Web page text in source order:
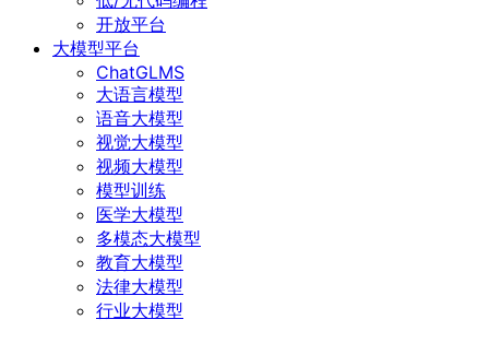
开放平台
大模型平台
ChatGLMS
大语言模型
语音大模型
视觉大模型
视频大模型
模型训练
医学大模型
多模态大模型
教育大模型
法律大模型
行业大模型